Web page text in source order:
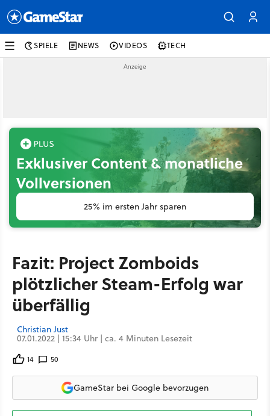
SPIELE NEWS VIDEOS TECH
Exklusiver Content & monatliche
Vollversionen
25% im ersten Jahr sparen
Fazit: Project Zomboids
plötzlicher Steam-Erfolg war
überfällig
Christian Just
07.01.2022 | 15:34 Uhr | ca. 4 Minuten Lesezeit
14 50
GameStar bei Google bevorzugen